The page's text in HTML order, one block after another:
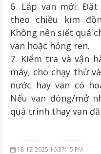
6. Lắp van mới:
theo chiều kim
Không nên siết quá
van hoặc hỏng ren.
7. Kiểm tra và vận
máy, cho chạy thử
nước hay van có
Nếu van đóng/mở
quá trình thay van
18-12-2025 16:37:15 PM